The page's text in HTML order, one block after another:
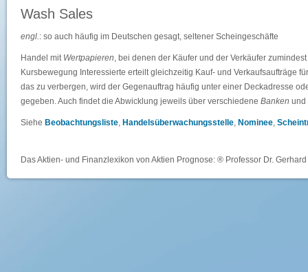
Wash Sales
engl.: so auch häufig im Deutschen gesagt, seltener Scheingeschäfte
Handel mit Wertpapieren, bei denen der Käufer und der Verkäufer
Kursbewegung Interessierte erteilt gleichzeitig Kauf- und Verkaufsaufträge
das zu verbergen, wird der Gegenauftrag häufig unter einer Deckadresse
gegeben. Auch findet die Abwicklung jeweils über verschiedene Banken und
Siehe Beobachtungsliste, Handelsüberwachungsstelle, Nominee,
Das Aktien- und Finanzlexikon von Aktien Prognose: ® Professor Dr.